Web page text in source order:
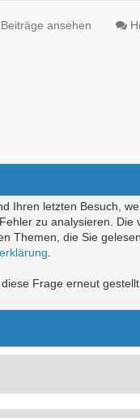
ansehen
letzten Besuch,
zu analysieren.
die Sie
Frage erneut